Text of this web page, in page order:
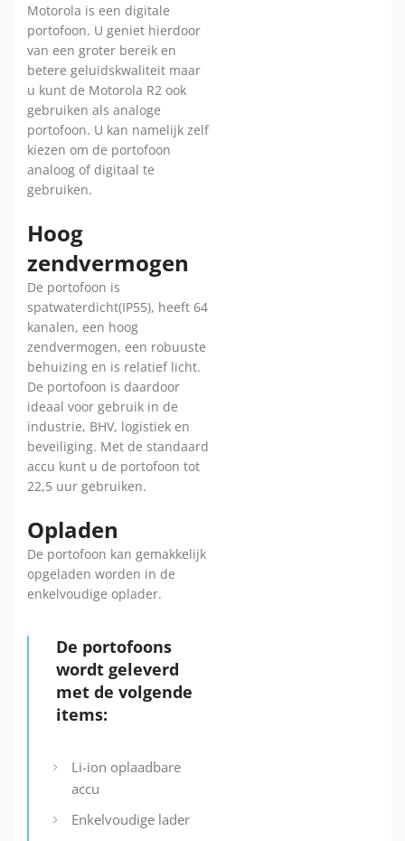
Motorola is een digitale
portofoon. U geniet hierdoor
van een groter bereik en
betere geluidskwaliteit maar
u kunt de Motorola R2 ook
gebruiken als analoge
portofoon. U kan namelijk zelf
kiezen om de portofoon
analoog of digitaal te
gebruiken.
Hoog
zendvermogen
De portofoon is
spatwaterdicht(IP55), heeft 64
kanalen, een hoog
zendvermogen, een robuuste
behuizing en is relatief licht.
De portofoon is daardoor
ideaal voor gebruik in de
industrie, BHV, logistiek en
beveiliging. Met de standaard
accu kunt u de portofoon tot
22,5 uur gebruiken.
Opladen
De portofoon kan gemakkelijk
opgeladen worden in de
enkelvoudige oplader.
De portofoons
wordt geleverd
met de volgende
items:
Li-ion oplaadbare
accu
Enkelvoudige lader